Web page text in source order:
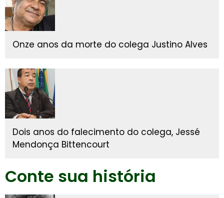
Onze anos da morte do colega Justino Alves
Dois anos do falecimento do colega, Jessé
Mendonça Bittencourt
Conte sua história